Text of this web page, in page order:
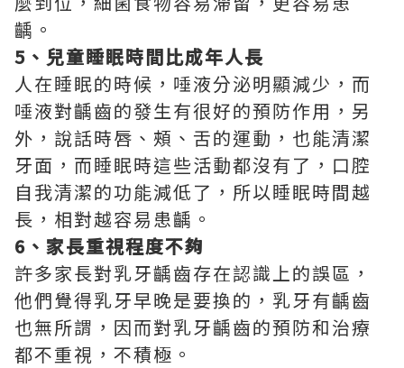
齲。
5、兒童睡眠時間比成年人長
人在睡眠的時候，唾液分泌明顯減少，而
唾液對齲齒的發生有很好的預防作用，另
外，說話時唇、頰、舌的運動，也能清潔
牙面，而睡眠時這些活動都沒有了，口腔
自我清潔的功能減低了，所以睡眠時間越
長，相對越容易患齲。
6、家長重視程度不夠
許多家長對乳牙齲齒存在認識上的誤區，
他們覺得乳牙早晚是要換的，乳牙有齲齒
也無所謂，因而對乳牙齲齒的預防和治療
都不重視，不積極。